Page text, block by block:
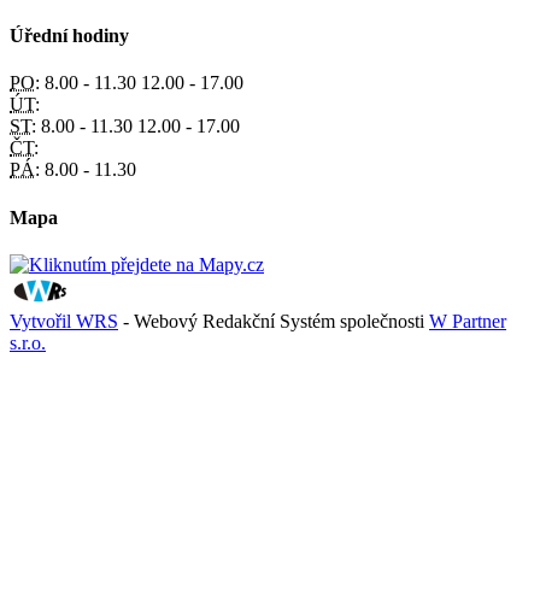
Úřední hodiny
PO: 8.00 - 11.30 12.00 - 17.00
ÚT:
ST: 8.00 - 11.30 12.00 - 17.00
ČT:
PÁ: 8.00 - 11.30
Mapa
Vytvořil WRS - Webový Redakční Systém společnosti W Partner
s.r.o.